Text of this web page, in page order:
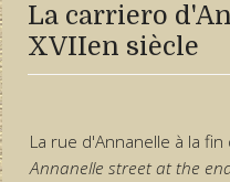
La carriero
XVIIen siècle
La rue d'Annanelle à la fin
Annanelle street at the